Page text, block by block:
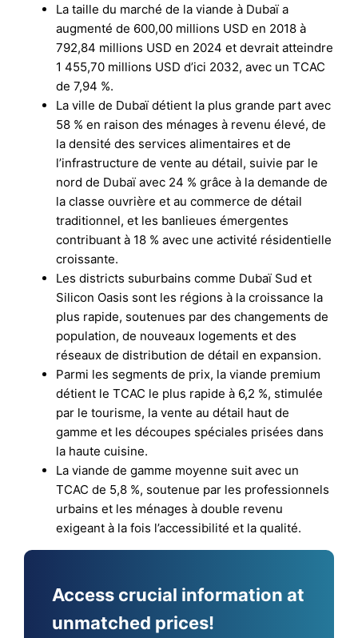
La taille du marché de la viande à Dubaï a
augmenté de 600,00 millions USD en 2018 à
792,84 millions USD en 2024 et devrait atteindre
1 455,70 millions USD d’ici 2032, avec un TCAC
de 7,94 %.
La ville de Dubaï détient la plus grande part avec
58 % en raison des ménages à revenu élevé, de
la densité des services alimentaires et de
l’infrastructure de vente au détail, suivie par le
nord de Dubaï avec 24 % grâce à la demande de
la classe ouvrière et au commerce de détail
traditionnel, et les banlieues émergentes
contribuant à 18 % avec une activité résidentielle
croissante.
Les districts suburbains comme Dubaï Sud et
Silicon Oasis sont les régions à la croissance la
plus rapide, soutenues par des changements de
population, de nouveaux logements et des
réseaux de distribution de détail en expansion.
Parmi les segments de prix, la viande premium
détient le TCAC le plus rapide à 6,2 %, stimulée
par le tourisme, la vente au détail haut de
gamme et les découpes spéciales prisées dans
la haute cuisine.
La viande de gamme moyenne suit avec un
TCAC de 5,8 %, soutenue par les professionnels
urbains et les ménages à double revenu
exigeant à la fois l’accessibilité et la qualité.
Access crucial information at
unmatched prices!